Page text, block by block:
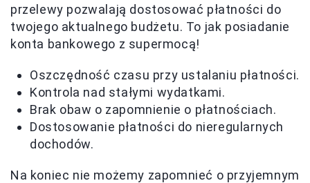
przelewy pozwalają dostosować płatności do
twojego aktualnego budżetu. To jak posiadanie
konta bankowego z supermocą!
Oszczędność czasu przy ustalaniu płatności.
Kontrola nad stałymi wydatkami.
Brak obaw o zapomnienie o płatnościach.
Dostosowanie płatności do nieregularnych
dochodów.
Na koniec nie możemy zapomnieć o przyjemnym